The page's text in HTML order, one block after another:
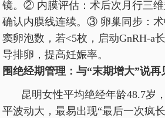
镜。② 内膜评估：术后次月行三维
确认内膜线连续。③ 卵巢同步：
窦卵泡数，若<5枚，启动GnRH-a
导排卵，提高妊娠率。
围绝经期管理：与“末期增大”说再
昆明女性平均绝经年龄48.7岁
平波动大，最易出现“最后一次疯